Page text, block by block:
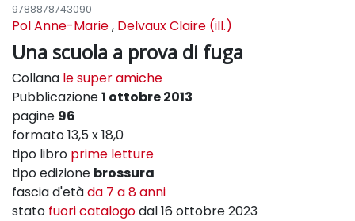
9788878743090
Pol Anne-Marie, Delvaux Claire (ill.)
Una scuola a prova di fuga
Collana le super amiche
Pubblicazione1 ottobre 2013
pagine 96
formato 13,5 x 18,0
tipo libro prime letture
tipo edizione brossura
fascia d'etàda 7 a 8 anni
stato fuori catalogodal 16 ottobre 2023